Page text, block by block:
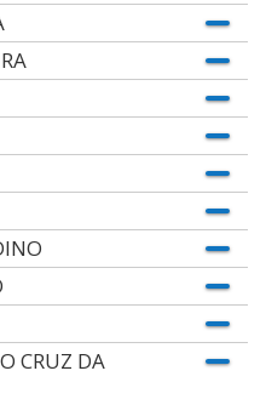
CRUZ DA